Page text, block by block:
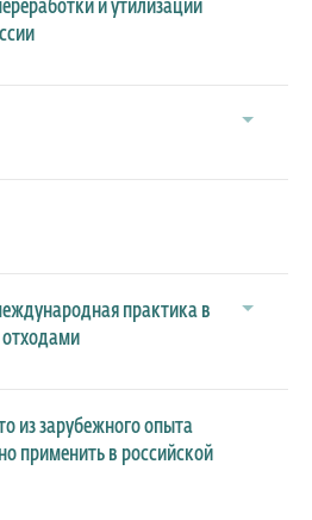
и утилизации
практика в
из зарубежного опыта
применить в российской